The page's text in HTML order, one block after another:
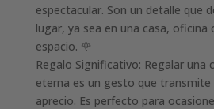
espectacular. Son un detalle que
lugar, ya sea en una casa, oficina
espacio. 🌹
Regalo Significativo: Regalar una
eterna es un gesto que
aprecio. Es perfecto para